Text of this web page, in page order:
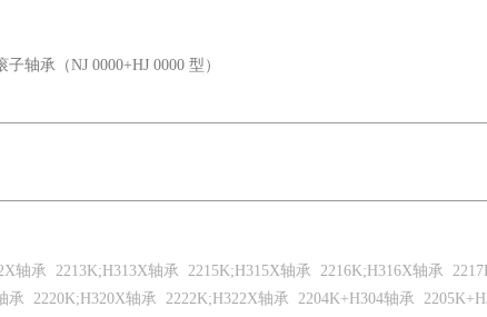
轴承（NJ 0000+HJ 0000 型）
轴承 2213K;H313X轴承 2215K;H315X轴承 2216K;H316X轴承
承 2220K;H320X轴承 2222K;H322X轴承 2204K+H304轴承